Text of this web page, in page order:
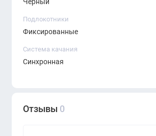
Эргономика для снижения
позвоночник
Черный
Подлокотники
Фиксированные
Система качания
Синхронная
Отзывы 0